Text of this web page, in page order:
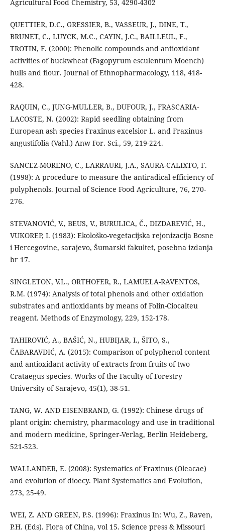
Agricultural Food Chemistry, 53, 4290-4302
QUETTIER, D.C., GRESSIER, B., VASSEUR, J., DINE, T.,
BRUNET, C., LUYCK, M.C., CAYIN, J.C., BAILLEUL, F.,
TROTIN, F. (2000): Phenolic compounds and antioxidant
activities of buckwheat (Fagopyrum esculentum Moench)
hulls and flour. Journal of Ethnopharmacology, 118, 418-
428.
RAQUIN, C., JUNG-MULLER, B., DUFOUR, J., FRASCARIA-
LACOSTE, N. (2002): Rapid seedling obtaining from
European ash species Fraxinus excelsior L. and Fraxinus
angustifolia (Vahl.) Anw For. Sci., 59, 219-224.
SANCEZ-MORENO, C., LARRAURI, J.A., SAURA-CALIXTO, F.
(1998): A procedure to measure the antiradical efficiency of
polyphenols. Journal of Science Food Agriculture, 76, 270-
276.
STEVANOVIĆ, V., BEUS, V., BURULICA, Č., DIZDAREVIĆ, H.,
VUKOREP, I. (1983): Ekološko-vegetacijska rejonizacija Bosne
i Hercegovine, sarajevo, Šumarski fakultet, posebna izdanja
br 17.
SINGLETON, V.L., ORTHOFER, R., LAMUELA-RAVENTOS,
R.M. (1974): Analysis of total phenols and other oxidation
substrates and antioxidants by means of Folin-Ciocalteu
reagent. Methods of Enzymology, 229, 152-178.
TAHIROVIĆ, A., BAŠIĆ, N., HUBIJAR, I., ŠITO, S.,
ČABARAVDIĆ, A. (2015): Comparison of polyphenol content
and antioxidant activity of extracts from fruits of two
Crataegus species. Works of the Faculty of Forestry
University of Sarajevo, 45(1), 38-51.
TANG, W. AND EISENBRAND, G. (1992): Chinese drugs of
plant origin: chemistry, pharmacology and use in traditional
and modern medicine, Springer-Verlag, Berlin Heideberg,
521-523.
WALLANDER, E. (2008): Systematics of Fraxinus (Oleacae)
and evolution of dioecy. Plant Systematics and Evolution,
273, 25-49.
WEI, Z. AND GREEN, P.S. (1996): Fraxinus In: Wu, Z., Raven,
P.H. (Eds). Flora of China, vol 15. Science press & Missouri